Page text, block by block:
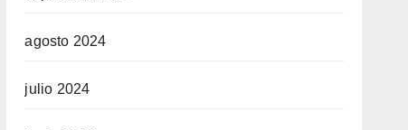
agosto 2024
julio 2024